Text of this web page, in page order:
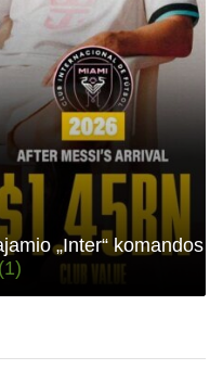
„Inter“ komandos
(1)